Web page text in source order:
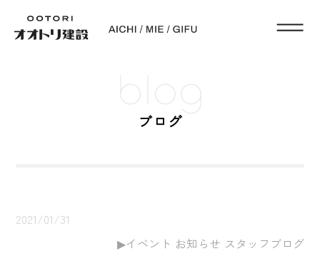
blog
ブログ
2021/01/31
イベント お知らせ スタッフブログ